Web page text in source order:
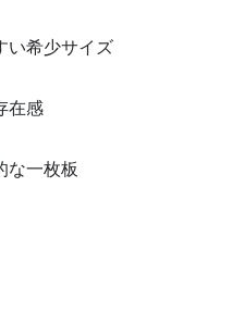
い希少サイズ
在感
な一枚板